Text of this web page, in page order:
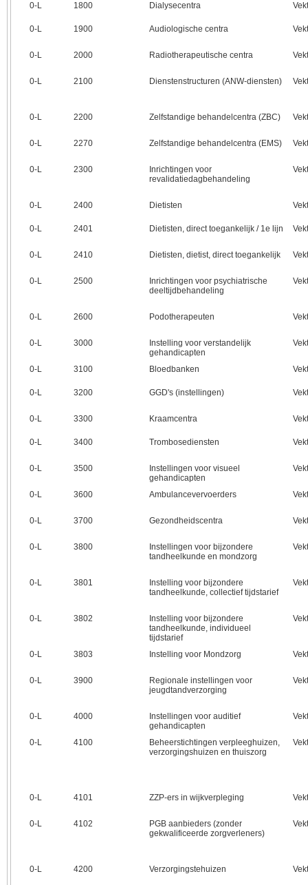
0‑L 1800 Dialysecentra
0‑L 1900 Audiologische centra
0‑L 2000 Radiotherapeutische centra
0‑L 2100 Dienstenstructuren (ANW-diensten)
0‑L 2200 Zelfstandige behandelcentra (ZBC)
0‑L 2270 Zelfstandige behandelcentra (EMS)
0‑L 2300
Inrichtingen voor
revalidatiedagbehandeling
0‑L 2400 Dietisten
0‑L 2401 Dietisten, direct toegankelijk / 1e lijn
0‑L 2410 Dietisten, dietist, direct toegankelijk
0‑L 2500
Inrichtingen voor psychiatrische
deeltijdbehandeling
0‑L 2600 Podotherapeuten
0‑L 3000
Instelling voor verstandelijk
gehandicapten
0‑L 3100 Bloedbanken
0‑L 3200 GGD's (instellingen)
0‑L 3300 Kraamcentra
0‑L 3400 Trombosediensten
0‑L 3500
Instellingen voor visueel
gehandicapten
0‑L 3600 Ambulancevervoerders
0‑L 3700 Gezondheidscentra
0‑L 3800
Instellingen voor bijzondere
tandheelkunde en mondzorg
0‑L 3801
Instelling voor bijzondere
tandheelkunde, collectief tijdstarief
0‑L 3802
Instelling voor bijzondere
tandheelkunde, individueel
tijdstarief
0‑L 3803 Instelling voor Mondzorg
0‑L 3900
Regionale instellingen voor
jeugdtandverzorging
0‑L 4000
Instellingen voor auditief
gehandicapten
0‑L 4100
Beheerstichtingen verpleeghuizen,
verzorgingshuizen en thuiszorg
0‑L 4101 ZZP-ers in wijkverpleging
0‑L 4102
PGB aanbieders (zonder
gekwalificeerde zorgverleners)
0‑L 4200 Verzorgingstehuizen